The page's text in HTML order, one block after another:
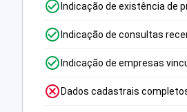
Indicação de existência de
Indicação de consultas
Indicação de empresas
Dados cadastrais